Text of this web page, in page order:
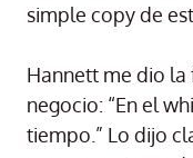
simple copy de
Hannett me dio
negocio: “En el
tiempo.” Lo dijo